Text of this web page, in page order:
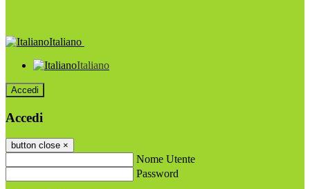
Italiano
Italiano
Accedi
Accedi
button close ×
Nome Utente
Password